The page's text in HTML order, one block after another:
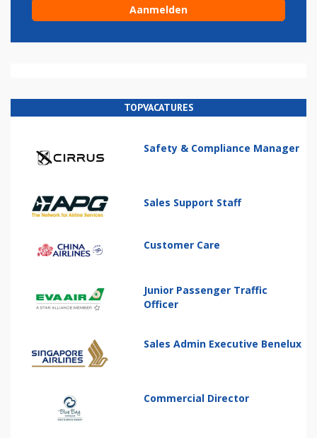
TOPVACATURES
Safety & Compliance Manager
Sales Support Staff
Customer Care
Junior Passenger Traffic
Officer
Sales Admin Executive Benelux
Commercial Director